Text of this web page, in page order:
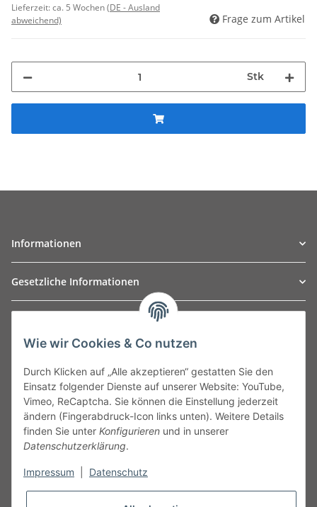
Lieferzeit:ca. 5 Wochen(DE - Ausland
abweichend)
Frage zum Artikel
Stk
Informationen
Gesetzliche Informationen
Leibnizstraße 2a
Germany
Phone:+49 40 5287270
Fax:+49 40 5281050
Email:sales@tow-automotive.de
Wie wir Cookies & Co nutzen
Durch Klicken auf „Alle akzeptieren“ gestatten Sie den
Einsatz folgender Dienste auf unserer Website: YouTube,
Vimeo, ReCaptcha. Sie können die Einstellung jederzeit
ändern (Fingerabdruck-Icon links unten). Weitere Details
finden Sie unter Konfigurieren und in unserer
Datenschutzerklärung.
Impressum Datenschutz